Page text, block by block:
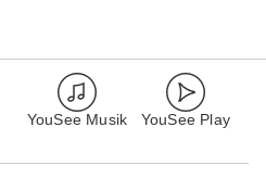
YouSee Musik YouSee Play